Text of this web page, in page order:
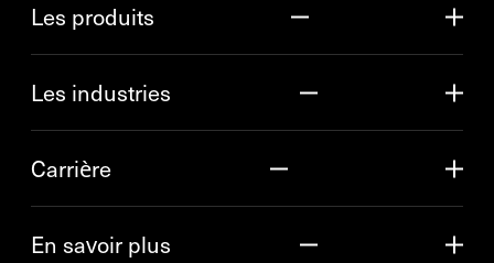
Les produits
Les industries
Carrière
En savoir plus